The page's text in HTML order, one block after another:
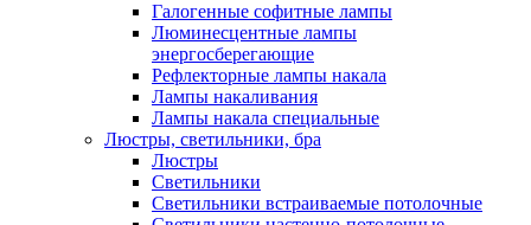
Галогенные софитные лампы
Люминесцентные лампы
энергосберегающие
Рефлекторные лампы накала
Лампы накаливания
Лампы накала специальные
Люстры, светильники, бра
Люстры
Светильники
Светильники встраиваемые потолочные